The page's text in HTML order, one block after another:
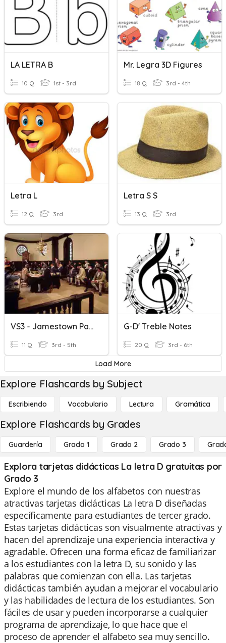
LA LETRA B
10 Q 1st - 3rd
Mr. Legra 3D Figures
18 Q 3rd - 4th
Letra L
12 Q 3rd
Letra S S
13 Q 3rd
VS3 - Jamestown Part D
11 Q 3rd - 5th
G-D' Treble Notes
20 Q 3rd - 6th
Load More
Explore Flashcards by Subject
Escribiendo Vocabulario Lectura Gramática
Explore Flashcards by Grades
Guardería Grado 1 Grado 2 Grado 3
Explora tarjetas didácticas La letra D gratuitas por
Grado 3
Explore el mundo de los alfabetos con nuestras
atractivas tarjetas didácticas La letra D diseñadas
específicamente para estudiantes de tercer grado.
Estas tarjetas didácticas son visualmente atractivas y
hacen del aprendizaje una experiencia interactiva y
agradable. Ofrecen una forma eficaz de familiarizar
a los estudiantes con la letra D, su sonido y las
palabras que comienzan con ella. Las tarjetas
didácticas también ayudan a mejorar el vocabulario
y las habilidades de lectura de los estudiantes. Son
fáciles de usar y pueden incorporarse a cualquier
programa de aprendizaje, lo que hace que el
proceso de aprender el alfabeto sea muy sencillo.